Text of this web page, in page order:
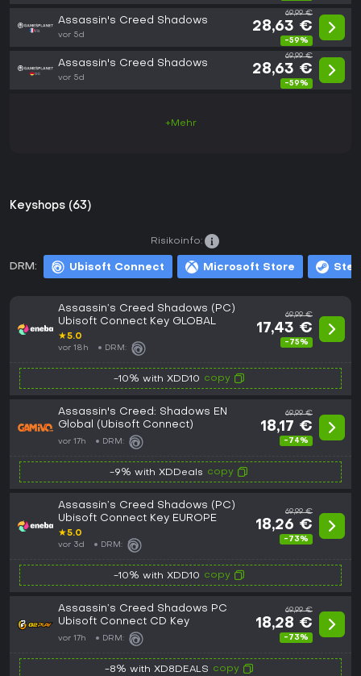
Assassin's Creed Shadows
vor 5d
69,99 €
28,63 €
-59%
Assassin's Creed Shadows
vor 5d
69,99 €
28,63 €
-59%
+Mehr
Keyshops (63)
DRM: Ubisoft Connect Microsoft Store
Risikoinfo:
Assassin’s Creed Shadows (PC)
Ubisoft Connect Key GLOBAL
★5.0
vor 18h DRM:
69,99 €
17,43 €
-75%
-10% with XDD10 copy
Assassin's Creed: Shadows EN
Global (Ubisoft Connect)
vor 17h DRM:
69,99 €
18,17 €
-74%
-9% with XDDeals copy
Assassin’s Creed Shadows (PC)
Ubisoft Connect Key EUROPE
★5.0
vor 3d DRM:
69,99 €
18,26 €
-73%
-10% with XDD10 copy
Assassin’s Creed Shadows PC
Ubisoft Connect CD Key
vor 17h DRM:
69,99 €
18,28 €
-73%
-8% with XD8DEALS copy